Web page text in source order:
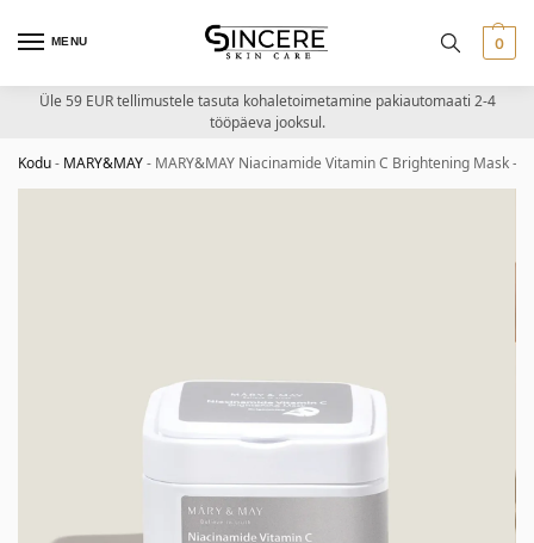
MENU 0
Üle 59 EUR tellimustele tasuta kohaletoimetamine pakiautomaati 2-4
tööpäeva jooksul.
Kodu- MARY&MAY- MARY&MAY Niacinamide Vitamin C Brightening Mask –